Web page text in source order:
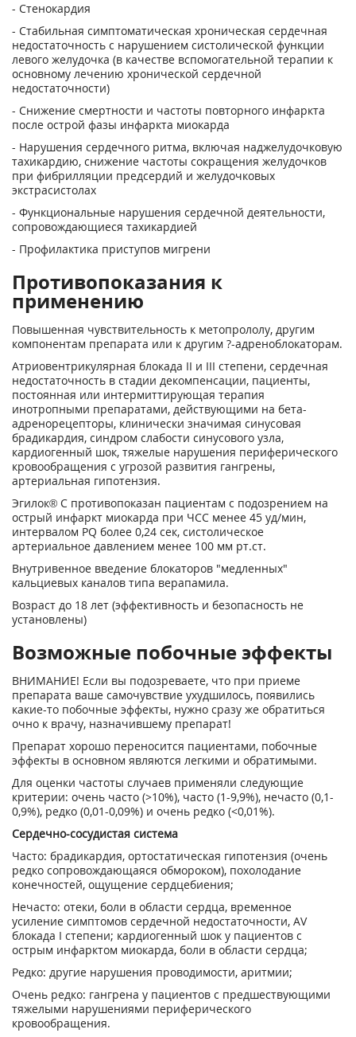
- Стенокардия
- Стабильная симптоматическая хроническая сердечная
недостаточность с нарушением систолической функции
левого желудочка (в качестве вспомогательной терапии к
основному лечению хронической сердечной
недостаточности)
- Снижение смертности и частоты повторного инфаркта
после острой фазы инфаркта миокарда
- Нарушения сердечного ритма, включая наджелудочковую
тахикардию, снижение частоты сокращения желудочков
при фибрилляции предсердий и желудочковых
экстрасистолах
- Функциональные нарушения сердечной деятельности,
сопровождающиеся тахикардией
- Профилактика приступов мигрени
Противопоказания к
применению
Повышенная чувствительность к метопрололу, другим
компонентам препарата или к другим ?-адреноблокаторам.
Атриовентрикулярная блокада II и III степени, сердечная
недостаточность в стадии декомпенсации, пациенты,
постоянная или интермиттирующая терапия
инотропными препаратами, действующими на бета-
адренорецепторы, клинически значимая синусовая
брадикардия, синдром слабости синусового узла,
кардиогенный шок, тяжелые нарушения периферического
кровообращения с угрозой развития гангрены,
артериальная гипотензия.
Эгилок® С противопоказан пациентам с подозрением на
острый инфаркт миокарда при ЧСС менее 45 уд/мин,
интервалом PQ более 0,24 сек, систолическое
артериальное давлением менее 100 мм рт.ст.
Внутривенное введение блокаторов "медленных"
кальциевых каналов типа верапамила.
Возраст до 18 лет (эффективность и безопасность не
установлены)
Возможные побочные эффекты
ВНИМАНИЕ! Если вы подозреваете, что при приеме
препарата ваше самочувствие ухудшилось, появились
какие-то побочные эффекты, нужно сразу же обратиться
очно к врачу, назначившему препарат!
Препарат хорошо переносится пациентами, побочные
эффекты в основном являются легкими и обратимыми.
Для оценки частоты случаев применяли следующие
критерии: очень часто (>10%), часто (1-9,9%), нечасто (0,1-
0,9%), редко (0,01-0,09%) и очень редко (<0,01%).
Сердечно-сосудистая система
Часто: брадикардия, ортостатическая гипотензия (очень
редко сопровождающаяся обмороком), похолодание
конечностей, ощущение сердцебиения;
Нечасто: отеки, боли в области сердца, временное
усиление симптомов сердечной недостаточности, AV
блокада I степени; кардиогенный шок у пациентов с
острым инфарктом миокарда, боли в области сердца;
Редко: другие нарушения проводимости, аритмии;
Очень редко: гангрена у пациентов с предшествующими
тяжелыми нарушениями периферического
кровообращения.